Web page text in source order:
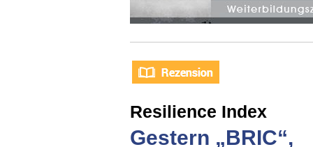
Resilience Index
Gestern „BRIC“,